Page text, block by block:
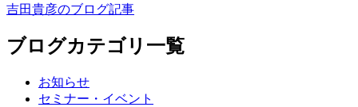
吉田貴彦のブログ記事
ブログカテゴリ一覧
お知らせ
セミナー・イベント